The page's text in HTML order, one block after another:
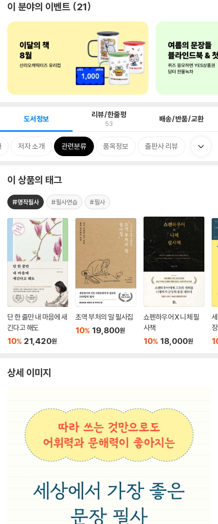
이 분야의 이벤트 21
도서정보 리뷰/한줄평
53 배송/반품/교환
저자 소개 관련분류 품목정보 출판사 리뷰
이 상품의 태그
#명작필사 #필사연습 #필사
단 한 줄만 내 마음에 새
긴다고 해도
10% 21,420원
초역 부처의 말 필사집
10% 19,800원
쇼펜하우어 X 니체 필
사책
10% 18,000원
상세 이미지